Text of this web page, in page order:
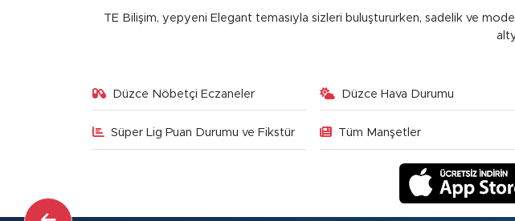
TE Bilişim, yepyeni Elegant temasıyla sizleri buluştururken, sadelik ve
Düzce Nöbetçi Eczaneler Düzce Hava Durumu
Süper Lig Puan Durumu ve Fikstür Tüm Manşetler